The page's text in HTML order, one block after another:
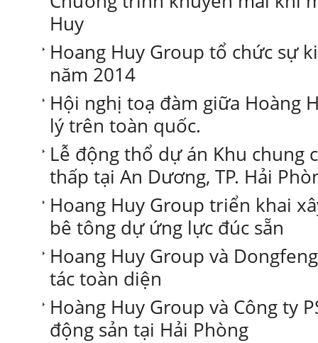
Huy
Hoang Huy Group tổ chức sự
năm 2014
Hội nghị toạ đàm giữa Hoàng
lý trên toàn quốc.
Lễ động thổ dự án Khu chung
thấp tại An Dương, TP. Hải
Hoang Huy Group triển khai
bê tông dự ứng lực đúc sẵn
Hoang Huy Group và
tác toàn diện
Hoàng Huy Group và Công ty
động sản tại Hải Phòng